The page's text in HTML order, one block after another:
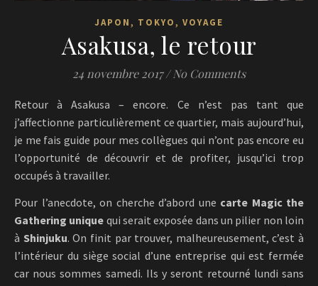
JAPON , TOKYO , VOYAGE
Asakusa, le retour
24 novembre 2017 / No Comments
Retour à Asakusa – encore. Ce n’est pas tant que
j’affectionne particulièrement ce quartier, mais aujourd’hui,
je me fais guide pour mes collègues qui n’ont pas encore eu
l’opportunité de découvrir et de profiter, jusqu’ici trop
occupés à travailler.
Pour l’anecdote, on cherche d’abord une carte Magic the
Gathering unique qui serait exposée dans un pilier non loin
à Shinjuku. On finit par trouver, malheureusement, c’est à
l’intérieur du siège social d’une entreprise qui est fermée
car nous sommes samedi. Ils y seront retourné lundi sans